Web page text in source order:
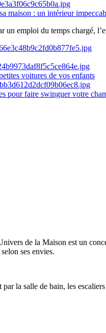
maison : un intérieur
un emploi du temps chargé,
voitures de vos enfants
pour faire swinguer votre
de la Maison est un
ses envies.
la salle de bain, les